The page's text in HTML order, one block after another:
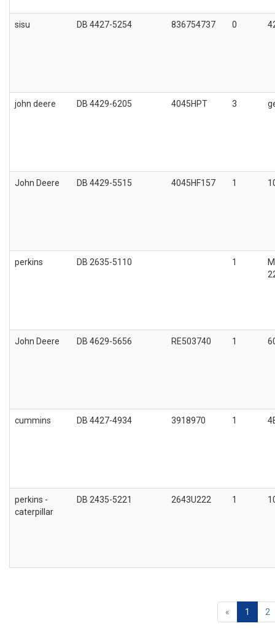
sisu DB 4427-5254 836754737 0
john deere DB 4429-6205 4045HPT 3
John Deere DB 4429-5515 4045HF157 1
perkins DB 2635-5110 1
John Deere DB 4629-5656 RE503740 1
cummins DB 4427-4934 3918970 1
perkins -
caterpillar
DB 2435-5221 2643U222 1
« 1 2